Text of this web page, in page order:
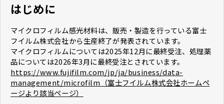
はじめに
マイクロフィルム感光材料は、販売・製造を行っている富士
フイルム株式会社から生産終了が発表されています。
マイクロフィルムについては2025年12月に最終受注、処理薬
品については2026年3月に最終受注とされています。
https://www.fujifilm.com/jp/ja/business/data-
management/microfilm（富士フイルム株式会社ホームペ
ージより該当ページ）